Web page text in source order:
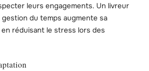
leurs engagements. Un livreur
du temps augmente sa
réduisant le stress lors des